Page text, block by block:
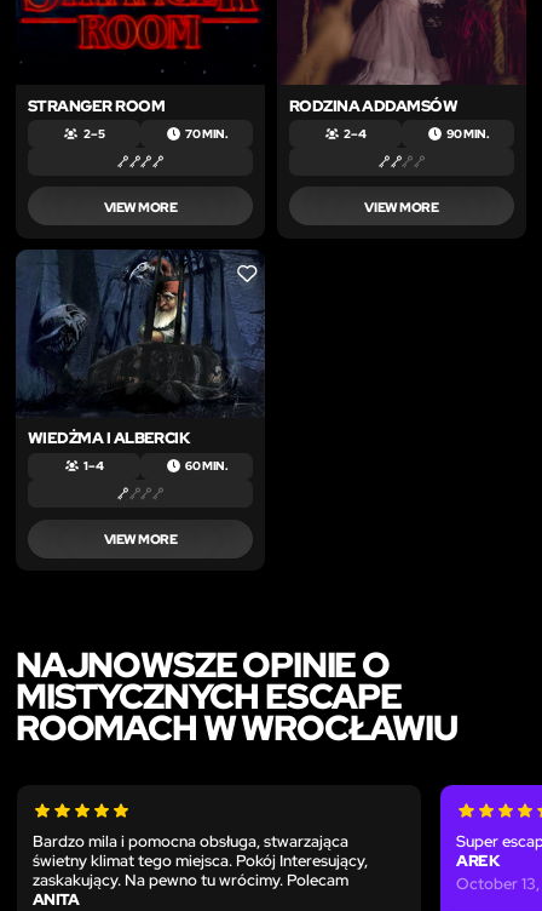
STRANGER ROOM
2 – 5 70 MIN.
VIEW MORE
RODZINA ADDAMSÓW
2 – 4 90 MIN.
VIEW MORE
LIKE
WIEDŻMA I ALBERCIK
1 – 4 60 MIN.
VIEW MORE
NAJNOWSZE OPINIE O
MISTYCZNYCH ESCAPE
ROOMACH W WROCŁAWIU
Bardzo mila i pomocna obsługa, stwarzająca
świetny klimat tego miejsca. Pokój Interesujący,
zaskakujący. Na pewno tu wrócimy. Polecam
ANITA
Super
AREK
October